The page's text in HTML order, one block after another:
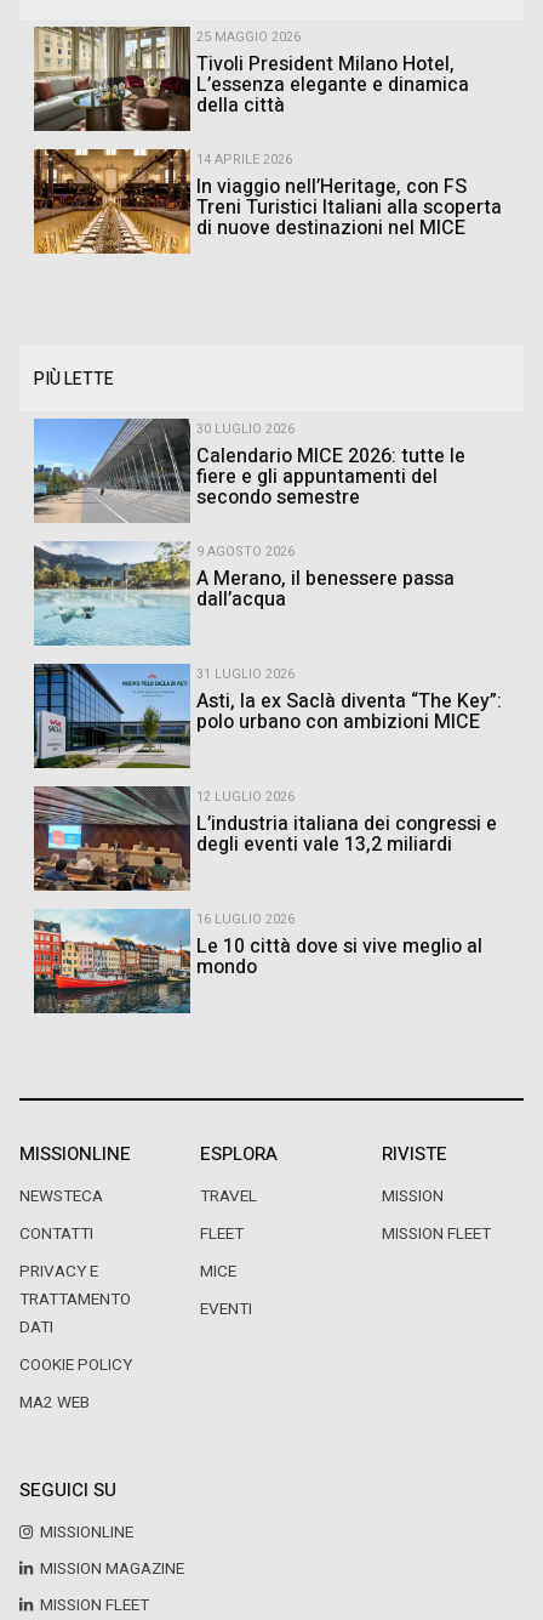
25 MAGGIO 2026
Tivoli President Milano Hotel,
L’essenza elegante e dinamica
della città
14 APRILE 2026
In viaggio nell’Heritage, con FS
Treni Turistici Italiani alla scoperta
di nuove destinazioni nel MICE
PIÙ LETTE
30 LUGLIO 2026
Calendario MICE 2026: tutte le
fiere e gli appuntamenti del
secondo semestre
9 AGOSTO 2026
A Merano, il benessere passa
dall’acqua
31 LUGLIO 2026
Asti, la ex Saclà diventa “The Key”:
polo urbano con ambizioni MICE
12 LUGLIO 2026
L’industria italiana dei congressi e
degli eventi vale 13,2 miliardi
16 LUGLIO 2026
Le 10 città dove si vive meglio al
mondo
MISSIONLINE
NEWSTECA
CONTATTI
PRIVACY E
TRATTAMENTO
DATI
COOKIE POLICY
MA2 WEB
ESPLORA
TRAVEL
FLEET
MICE
EVENTI
RIVISTE
MISSION
MISSION FLEET
SEGUICI SU
MISSIONLINE
MISSION MAGAZINE
MISSION FLEET